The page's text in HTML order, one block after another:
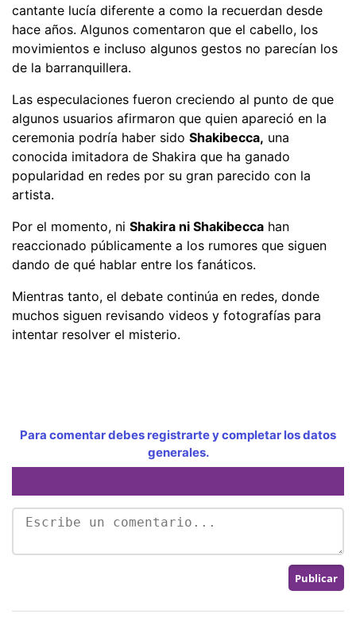
cantante lucía diferente a como la recuerdan desde
hace años. Algunos comentaron que el cabello, los
movimientos e incluso algunos gestos no parecían los
de la barranquillera.
Las especulaciones fueron creciendo al punto de que
algunos usuarios afirmaron que quien apareció en la
ceremonia podría haber sido Shakibecca, una
conocida imitadora de Shakira que ha ganado
popularidad en redes por su gran parecido con la
artista.
Por el momento, ni Shakira ni Shakibecca han
reaccionado públicamente a los rumores que siguen
dando de qué hablar entre los fanáticos.
Mientras tanto, el debate continúa en redes, donde
muchos siguen revisando videos y fotografías para
intentar resolver el misterio.
Para comentar debes registrarte y completar los datos
generales.